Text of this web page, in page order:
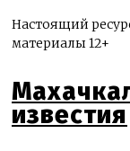
Настоящий
материалы 12+
известия